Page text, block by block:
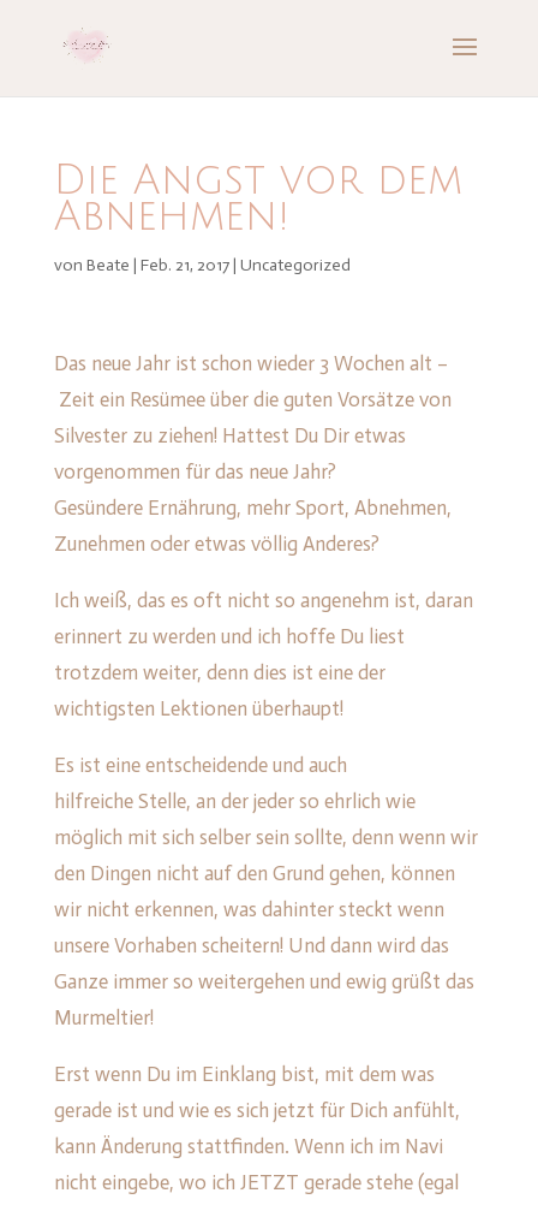
Die Angst vor dem
Abnehmen!
von Beate | Feb. 21, 2017| Uncategorized
Das neue Jahr ist schon wieder 3 Wochen alt –
Zeit ein Resümee über die guten Vorsätze von
Silvester zu ziehen! Hattest Du Dir etwas
vorgenommen für das neue Jahr?
Gesündere Ernährung, mehr Sport, Abnehmen,
Zunehmen oder etwas völlig Anderes?
Ich weiß, das es oft nicht so angenehm ist, daran
erinnert zu werden und ich hoffe Du liest
trotzdem weiter, denn dies ist eine der
wichtigsten Lektionen überhaupt!
Es ist eine entscheidende und auch
hilfreiche Stelle, an der jeder so ehrlich wie
möglich mit sich selber sein sollte, denn wenn wir
den Dingen nicht auf den Grund gehen, können
wir nicht erkennen, was dahinter steckt wenn
unsere Vorhaben scheitern! Und dann wird das
Ganze immer so weitergehen und ewig grüßt das
Murmeltier!
Erst wenn Du im Einklang bist, mit dem was
gerade ist und wie es sich jetzt für Dich anfühlt,
kann Änderung stattfinden. Wenn ich im Navi
nicht eingebe, wo ich JETZT gerade stehe (egal